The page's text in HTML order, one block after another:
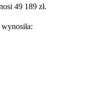
49 189 zł.